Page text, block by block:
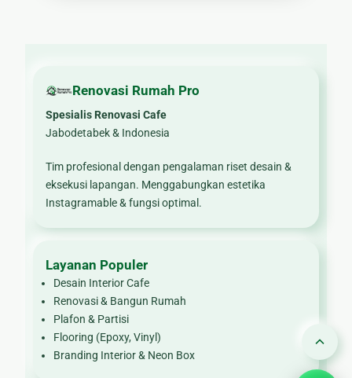
Renovasi Rumah Pro
Spesialis Renovasi Cafe
Jabodetabek & Indonesia
Tim profesional dengan pengalaman riset desain &
eksekusi lapangan. Menggabungkan estetika
Instagramable & fungsi optimal.
Layanan Populer
Desain Interior Cafe
Renovasi & Bangun Rumah
Plafon & Partisi
Flooring (Epoxy, Vinyl)
Branding Interior & Neon Box